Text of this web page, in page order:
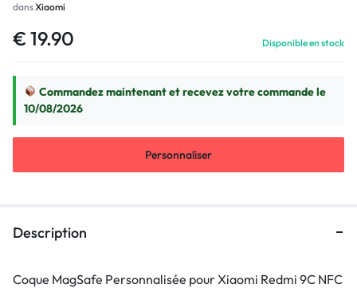
dansXiaomi
€ 19.90 Disponible en stock
Commandez maintenant et recevez votre commande le
10/08/2026
Personnaliser
Description
Coque MagSafe Personnalisée pour Xiaomi Redmi 9C NFC